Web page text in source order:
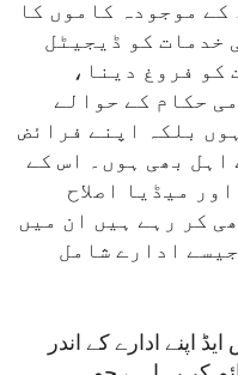
کے موجودہ کاموں کا
خدمات کو ڈیجیٹل
کو فروغ دینا،
حکام کے حوالے
بلکہ اپنے فرائض
اہل بھی ہوں۔ اس کے
میڈیا اصلاح
کر رہے ہیں ان میں
ادارے شامل
اپنے ادارے کے اندر